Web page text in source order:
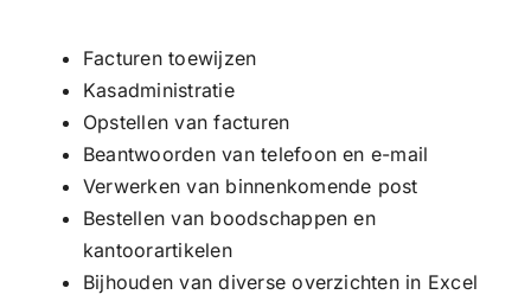
Facturen toewijzen
Kasadministratie
Opstellen van facturen
Beantwoorden van telefoon en e-mail
Verwerken van binnenkomende post
Bestellen van boodschappen en
kantoorartikelen
Bijhouden van diverse overzichten in Excel